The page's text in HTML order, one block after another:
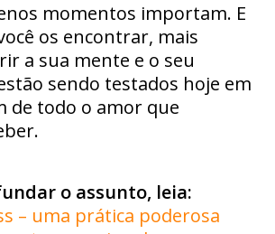
momentos importam. E
os encontrar, mais
a sua mente e o seu
sendo testados hoje em
de todo o amor que
o assunto, leia:
– uma prática poderosa